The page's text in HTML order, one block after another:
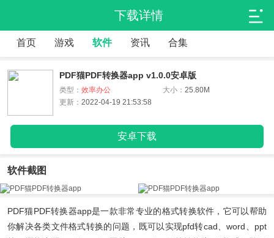
下载详情
首页 游戏 软件 资讯 合集
PDF猫PDF转换器app v1.0.0安卓版
类型： 效率办公 大小：25.80M
更新： 2022-04-19 21:53:58
安卓下载
软件截图
PDF猫PDF转换器app是一款非常专业的格式转换软件，它可以帮助
你解决各类文件格式转换的问题，既可以实现pfd转cad、word、ppt